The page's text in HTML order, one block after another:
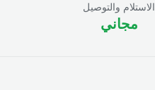
الاستلام والتوصيل
مجاني